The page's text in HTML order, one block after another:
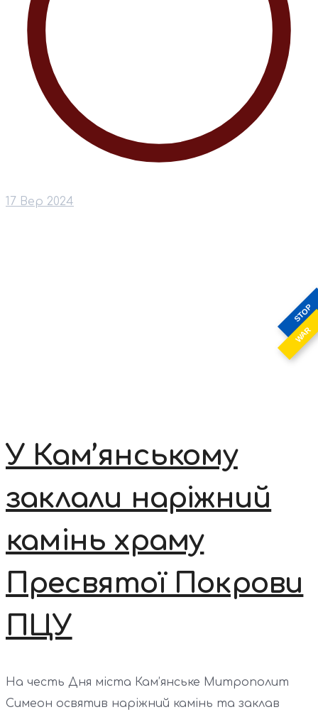
STOP
WAR
17 Вер 2024
У Кам’янському
заклали наріжний
камінь храму
Пресвятої Покрови
ПЦУ
На честь Дня міста Кам’янське Митрополит
Симеон освятив наріжний камінь та заклав